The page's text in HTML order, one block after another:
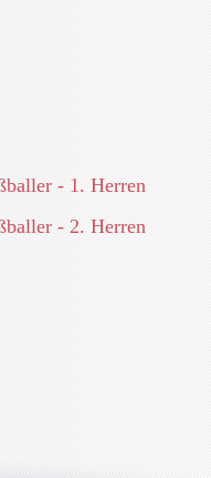
- 1. Herren
- 2. Herren